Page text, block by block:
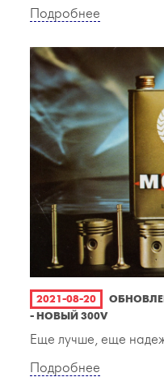
Подробнее
2021-08-20
- НОВЫЙ 300V
Еще лучше, еще
Подробнее